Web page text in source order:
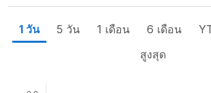
1 วัน 5 วัน 1 เดือน 6 เดือน
สูงสุด